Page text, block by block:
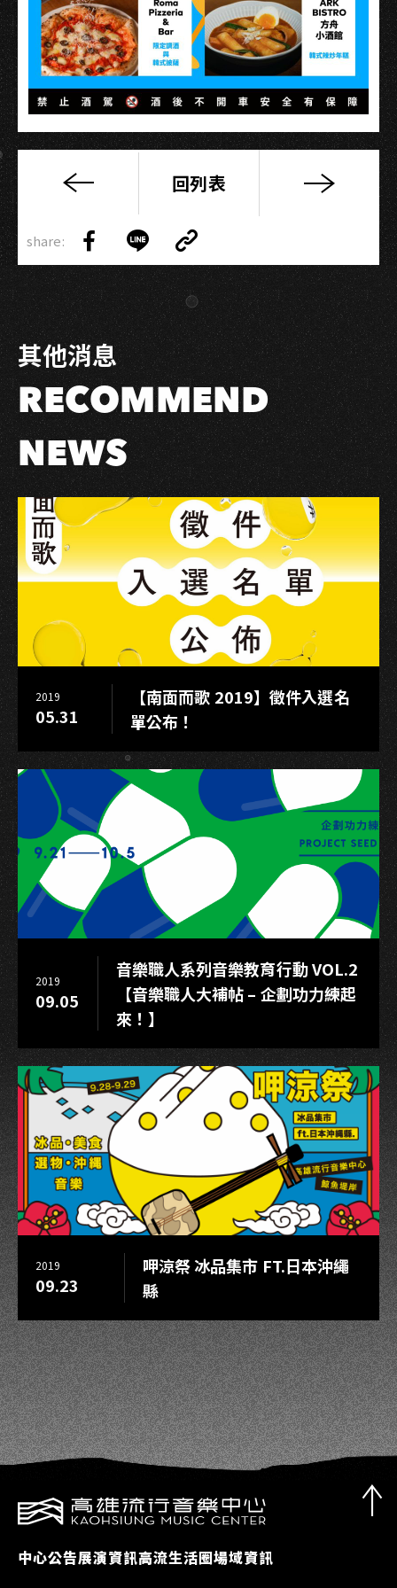
【已
標】
2026
真
愛
秀
·
藍
寶
石
大
歌
廳
媒
體
宣
傳
規
劃
行
委
託
務
案
回列表
share:
Share
on
Facebook
Share
on
LINE
Copy
Link
Link
其他消息
RECOMMEND
NEWS
2019
05.31
【南面而歌 2019】徵件入選名
單公布！
2019
09.05
音樂職人系列音樂教育行動 VOL.2
【音樂職人大補帖 – 企劃功力練起
來！】
2019
09.23
呷涼祭 冰品集市 FT.日本沖繩
縣
中心公告展演資訊高流生活圈場域資訊